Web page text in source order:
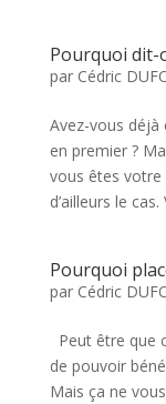
Pourquoi dit-
par Cédric
Avez-vous
en premier ?
vous êtes votre
d’ailleurs le
Pourquoi
par Cédric
Peut être que
de pouvoir
Mais ça ne